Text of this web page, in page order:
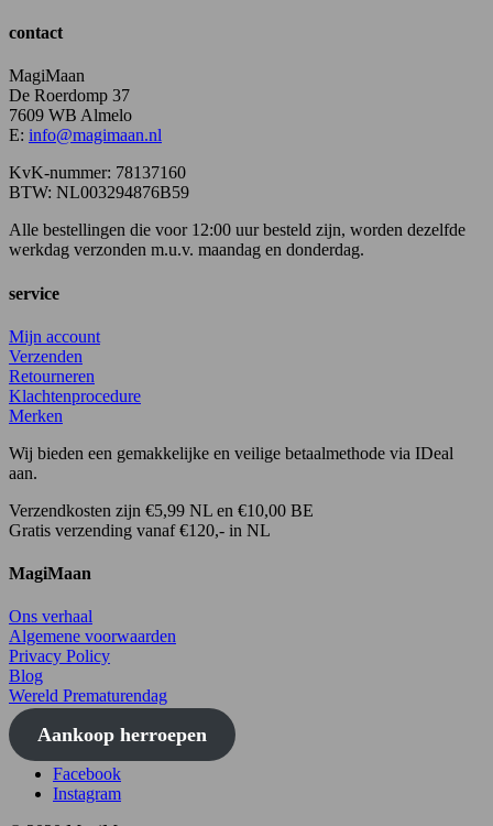
contact
MagiMaan
De Roerdomp 37
7609 WB Almelo
E: info@magimaan.nl
KvK-nummer: 78137160
BTW: NL003294876B59
Alle bestellingen die voor 12:00 uur besteld zijn, worden dezelfde
werkdag verzonden m.u.v. maandag en donderdag.
service
Mijn account
Verzenden
Retourneren
Klachtenprocedure
Merken
Wij bieden een gemakkelijke en veilige betaalmethode via IDeal
aan.
Verzendkosten zijn €5,99 NL en €10,00 BE
Gratis verzending vanaf €120,- in NL
MagiMaan
Ons verhaal
Algemene voorwaarden
Privacy Policy
Blog
Wereld Prematurendag
Aankoop herroepen
Facebook
Instagram